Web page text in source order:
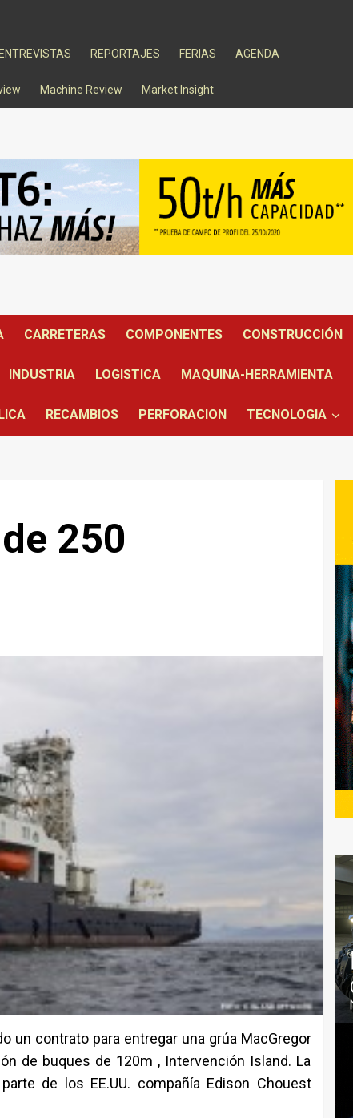
ENTREVISTAS REPORTAJES FERIAS AGENDA
Machine Review Market Insight
CARRETERAS COMPONENTES CONSTRUCCIÓN
INDUSTRIA LOGISTICA MAQUINA-HERRAMIENTA
RECAMBIOS PERFORACION TECNOLOGIA
250
un contrato para entregar una grúa MacGregor
de buques de 120m , Intervención Island. La
de los EE.UU. compañía Edison Chouest